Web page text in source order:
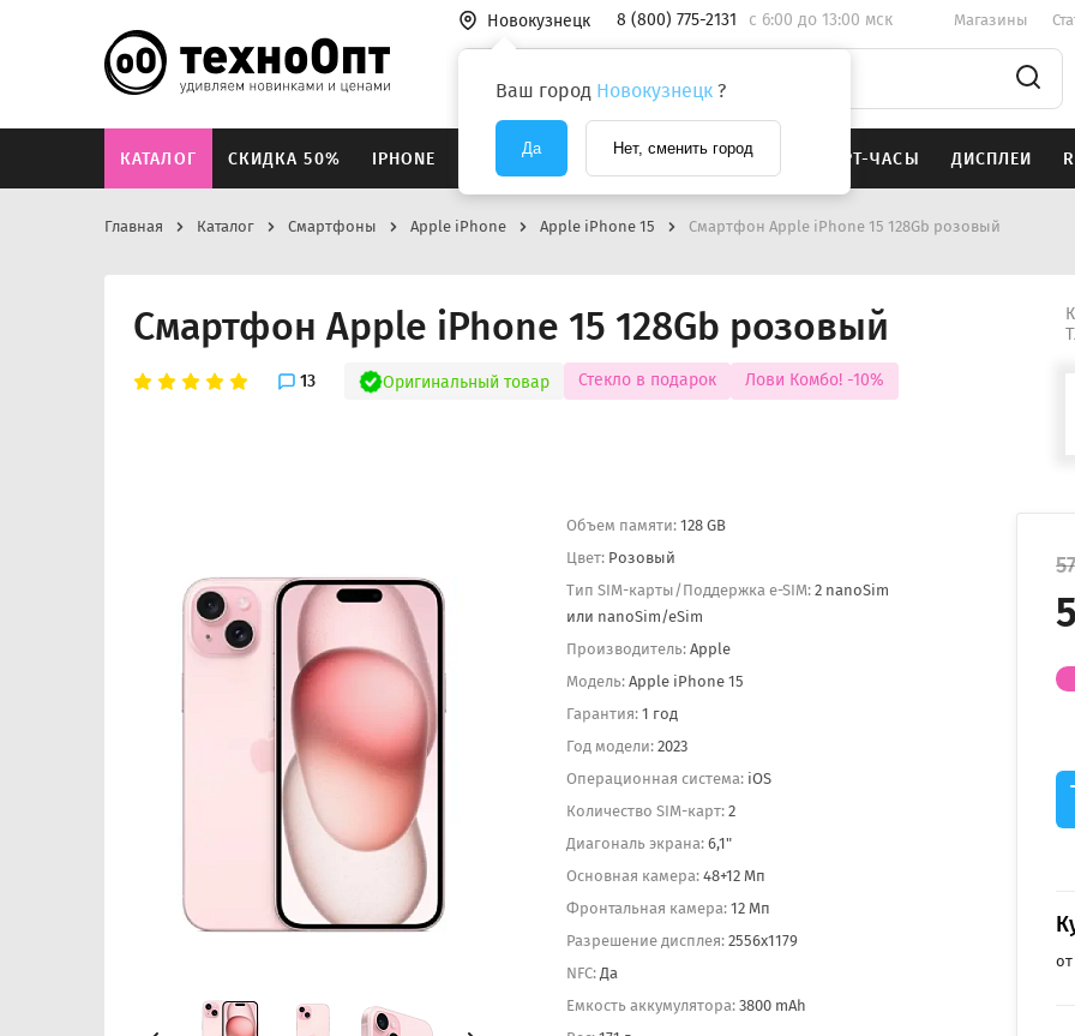
Новокузнецк
Ваш город Новокузнецк ?
Да Нет, сменить город
8 (800) 775-2131 c 6:00 до 13:00 мск Магазины
КАТАЛОГ СКИДКА 50% IPHONE XIAOMI SAMSUNG НАУШНИКИ СМАРТ-ЧАСЫ ДИСПЛЕИ
Главная Каталог Смартфоны Apple iPhone Apple iPhone 15 Смартфон Apple iPhone 15 128Gb розовый
Смартфон Apple iPhone 15 128Gb розовый
13 Оригинальный товар Стекло в подарок Лови Комбо! -10%
Объем памяти: 128 GB
Цвет: Розовый
Тип SIM-карты/Поддержка e-SIM: 2 nanoSim
или nanoSim/eSim
Производитель: Apple
Модель: Apple iPhone 15
Гарантия: 1 год
Год модели: 2023
Операционная система: iOS
Количество SIM-карт: 2
Диагональ экрана: 6,1"
Основная камера: 48+12 Мп
Фронтальная камера: 12 Мп
Разрешение дисплея: 2556x1179
NFC: Да
Емкость аккумулятора: 3800 mAh